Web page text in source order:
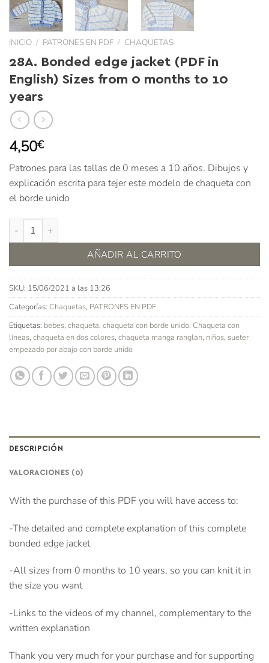
INICIO / PATRONES EN PDF / CHAQUETAS
28A. Bonded edge jacket (PDF in
English) Sizes from 0 months to 10
years
4,50€
Patrones para las tallas de 0 meses a 10 años. Dibujos y
explicación escrita para tejer este modelo de chaqueta con
el borde unido
28A. Bonded edge jacket (PDF in English) Sizes from 0 months to
AÑADIR AL CARRITO
SKU: 15/06/2021 a las 13:26
Categorías: Chaquetas, PATRONES EN PDF
Etiquetas: bebes, chaqueta, chaqueta con borde unido, Chaqueta con
líneas, chaqueta en dos colores, chaqueta manga ranglan, niños, sueter
empezado por abajo con borde unido
DESCRIPCIÓN
VALORACIONES (0)
With the purchase of this PDF you will have access to:
-The detailed and complete explanation of this complete
bonded edge jacket
-All sizes from 0 months to 10 years, so you can knit it in
the size you want
-Links to the videos of my channel, complementary to the
written explanation
Thank you very much for your purchase and for supporting